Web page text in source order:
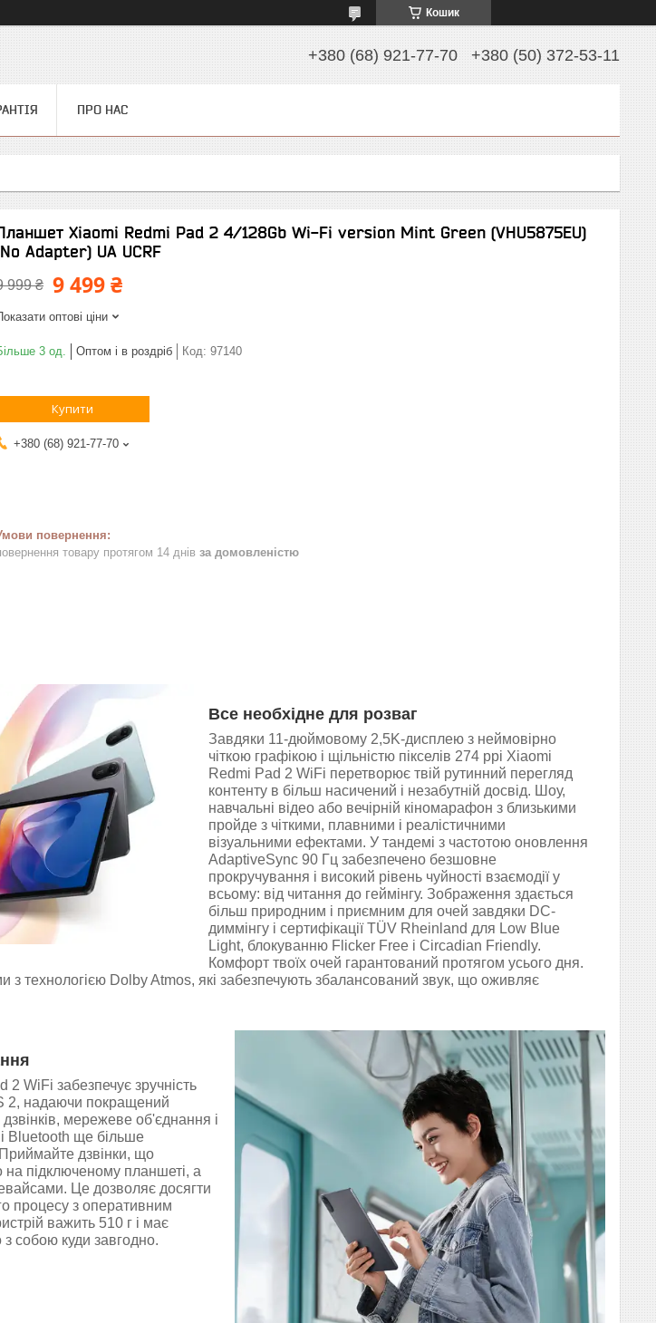
Кошик
+380 (68) 921-77-70 +380 (50) 372-53-11
ПРО НАС
Xiaomi Redmi Pad 2 4/128Gb Wi-Fi version Mint Green (VHU5875EU)
Adapter) UA UCRF
999 ₴ 9 499 ₴
оптові ціни
3 од. Оптом і в роздріб Код: 97140
Купити
+380 (68) 921-77-70
товару протягом 14 днів за домовленістю
Все необхідне для розваг
Завдяки 11-дюймовому 2,5K-дисплею з неймовірно
чіткою графікою і щільністю пікселів 274 ppi Xiaomi
Redmi Pad 2 WiFi перетворює твій рутинний перегляд
контенту в більш насичений і незабутній досвід. Шоу,
навчальні відео або вечірній кіномарафон з близькими
пройде з чіткими, плавними і реалістичними
візуальними ефектами. У тандемі з частотою оновлення
AdaptiveSync 90 Гц забезпечено безшовне
прокручування і високий рівень чуйності взаємодії у
всьому: від читання до геймінгу. Зображення здається
більш природним і приємним для очей завдяки DC-
диммінгу і сертифікації TÜV Rheinland для Low Blue
Light, блокуванню Flicker Free і Circadian Friendly.
Комфорт твоїх очей гарантований протягом усього дня.
технологією Dolby Atmos, які забезпечують збалансований звук, що оживляє
WiFi забезпечує зручність
2, надаючи покращений
мережеве об'єднання і
Bluetooth ще більше
дзвінки, що
підключеному планшеті, а
Це дозволяє досягти
процесу з оперативним
важить 510 г і має
собою куди завгодно.